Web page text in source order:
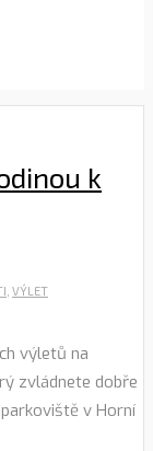
k
VÝLET
výletů na
zvládnete dobře
v Horní